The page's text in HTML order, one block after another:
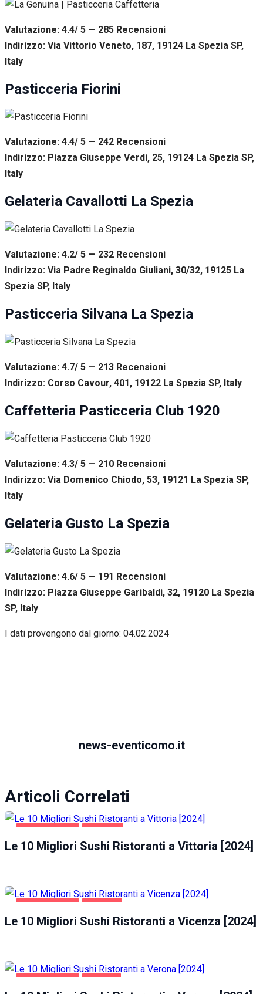
Valutazione: 4.4/ 5 — 285 Recensioni
Indirizzo: Via Vittorio Veneto, 187, 19124 La Spezia SP,
Italy
Pasticceria Fiorini
Valutazione: 4.4/ 5 — 242 Recensioni
Indirizzo: Piazza Giuseppe Verdi, 25, 19124 La Spezia SP,
Italy
Gelateria Cavallotti La Spezia
Valutazione: 4.2/ 5 — 232 Recensioni
Indirizzo: Via Padre Reginaldo Giuliani, 30/32, 19125 La
Spezia SP, Italy
Pasticceria Silvana La Spezia
Valutazione: 4.7/ 5 — 213 Recensioni
Indirizzo: Corso Cavour, 401, 19122 La Spezia SP, Italy
Caffetteria Pasticceria Club 1920
Valutazione: 4.3/ 5 — 210 Recensioni
Indirizzo: Via Domenico Chiodo, 53, 19121 La Spezia SP,
Italy
Gelateria Gusto La Spezia
Valutazione: 4.6/ 5 — 191 Recensioni
Indirizzo: Piazza Giuseppe Garibaldi, 32, 19120 La Spezia
SP, Italy
I dati provengono dal giorno: 04.02.2024
news-eventicomo.it
Articoli Correlati
GASTRONOMIA VITTORIA
Le 10 Migliori Sushi Ristoranti a Vittoria [2024]
GASTRONOMIA VICENZA
Le 10 Migliori Sushi Ristoranti a Vicenza [2024]
GASTRONOMIA VERONA